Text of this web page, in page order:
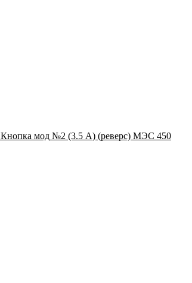
Кнопка мод №2 (3.5 А) (реверс) МЭС 450